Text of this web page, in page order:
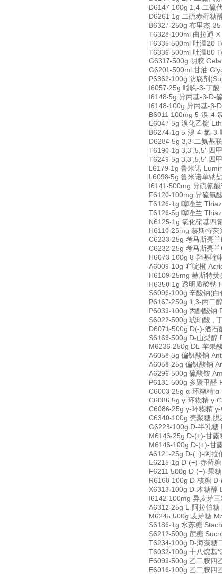
D6147-100g 1,4-二硫
D6261-1g 二硫赤藓糖
B6327-250g 布里杰-
T6328-100ml 曲拉通
T6335-500ml 吐温20
T6336-500ml 吐温80
G6317-500g 明胶
G6201-500ml 甘油
P6362-100g 防腐剂
I6057-25g 吲哚-3-丁
I6148-5g 异丙基-β-D-
I6148-100g 异丙基-β-
B6011-100mg 5-溴-4-
E6047-5g 溴化乙锭
B6274-1g 5-溴-4-氯-
D6284-5g 3,3-二氨基
T6190-1g 3,3',5,5'-四
T6249-5g 3,3’,5,5’-四
L6179-1g 鲁米诺
L6098-5g 鲁米诺单钠
I6141-500mg 异硫氰
F6120-100mg 异硫氰
T6126-1g 噻唑兰
T6126-5g 噻唑兰
N6125-1g 氯化硝基四
H6110-25mg 赫斯特
C6233-25g 考马斯亮
C6232-25g 考马斯亮
H6073-100g 8-羟基喹
A6009-10g 吖啶橙
H6109-25mg 赫斯特
H6350-1g 透明质酸钠
S6096-100g 辛酸钠(
P6167-250g 1,3-丙二
P6033-100g 丙酮酸钠
S6022-500g 琥珀酸 ,
D6071-500g D(-)-酒石
S6169-500g D-山梨醇
M6236-250g DL-苹果
A6058-5g 偏钒酸钠
A6058-25g 偏钒酸钠
A6296-500g 硫酸铵
P6131-500g 多聚甲醛
C6003-25g α-环糊精
C6086-5g γ-环糊精 γ-
C6086-25g γ-环糊精
C6340-100g 壳聚糖,
G6223-100g D-半乳糖
M6146-25g D-(+)-甘
M6146-100g D-(+)-甘
A6121-25g D-(−)-阿拉
E6215-1g D-(−)-赤藓
F6211-500g D-(−)-果
R6168-100g D-核糖
X6313-100g D-木糖醇
I6142-100mg 异麦芽
A6312-25g L-阿拉伯
M6245-500g 麦芽糖
S6186-1g 水苏糖
S6212-500g 蔗糖
T6234-100g D-海藻糖
T6032-100g 十八烷基
E6093-500g 乙二胺四
E6016-100g 乙二胺四